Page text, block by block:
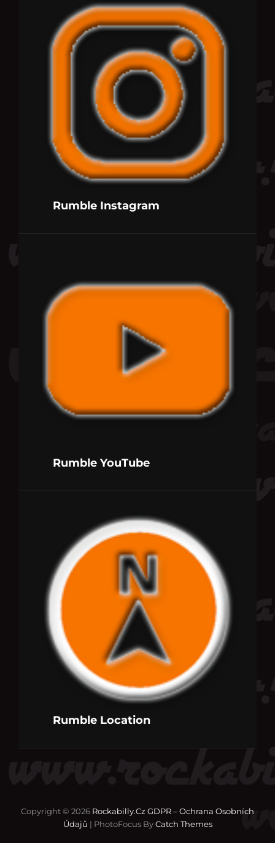
Rumble Instagram
Rumble YouTube
Rumble Location
Copyright © 2026 Rockabilly.cz GDPR – Ochrana Osobních
Údajů | PhotoFocus ByCatch Themes